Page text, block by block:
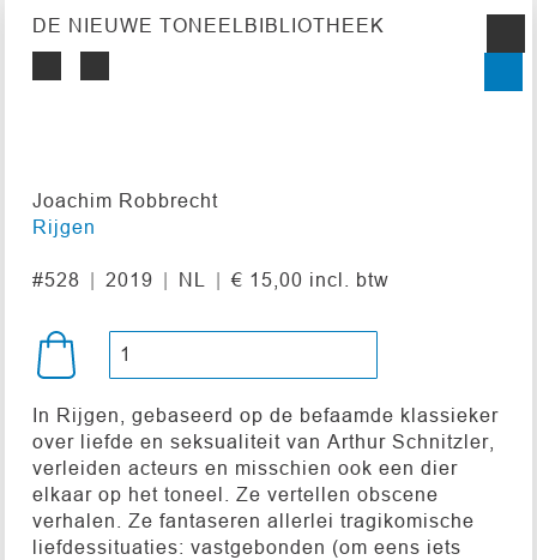
DE NIEUWE TONEELBIBLIOTHEEK
Joachim Robbrecht
Rijgen
#528 2019 NL € 15,00 incl. btw
In Rijgen, gebaseerd op de befaamde klassieker
over liefde en seksualiteit van Arthur Schnitzler,
verleiden acteurs en misschien ook een dier
elkaar op het toneel. Ze vertellen obscene
verhalen. Ze fantaseren allerlei tragikomische
liefdessituaties: vastgebonden (om eens iets